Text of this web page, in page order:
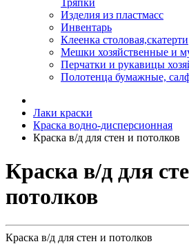
Тряпки
Изделия из пластмасс
Инвентарь
Клеенка столовая,скатерти
Мешки хозяйственные и
Перчатки и рукавицы
Полотенца бумажные,
Лаки краски
Краска водно-дисперсионная
Краска в/д для стен и потолков
Краска в/д для
потолков
Краска в/д для стен и потолков